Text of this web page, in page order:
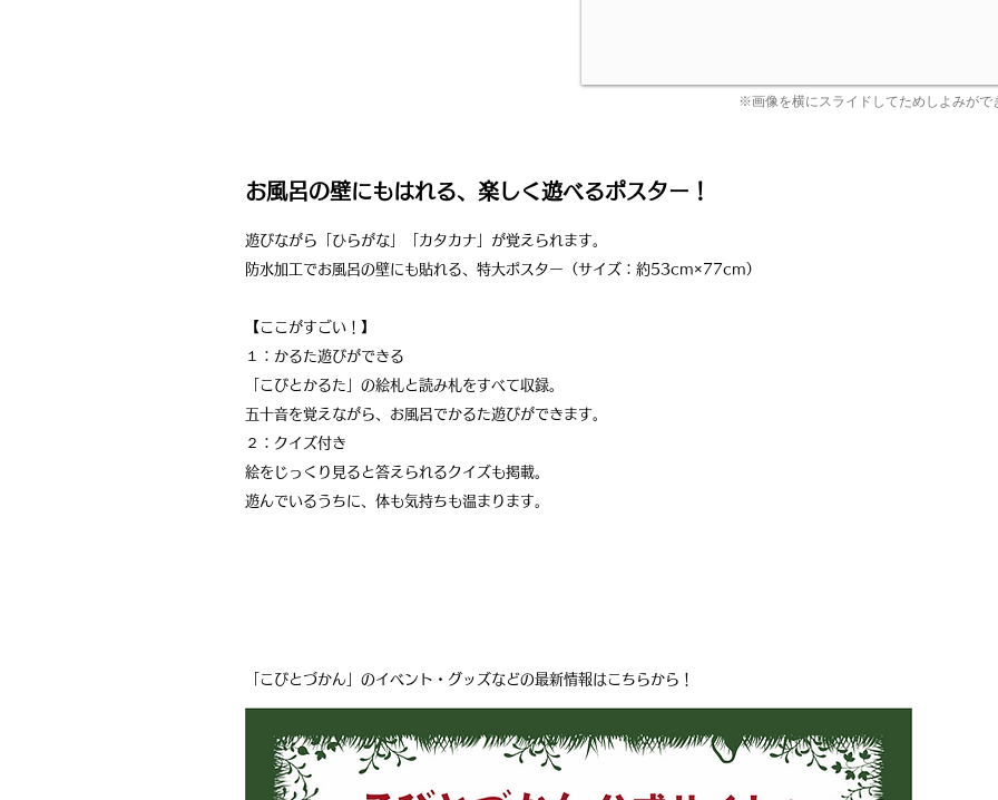
※画像を横にスライドしてためしよみがで
お風呂の壁にもはれる、楽しく遊べるポスター！
遊びながら「ひらがな」「カタカナ」が覚えられます。
防水加工でお風呂の壁にも貼れる、特大ポスター（サイズ：約53cm×77cm）
【ここがすごい！】
１：かるた遊びができる
「こびとかるた」の絵札と読み札をすべて収録。
五十音を覚えながら、お風呂でかるた遊びができます。
２：クイズ付き
絵をじっくり見ると答えられるクイズも掲載。
遊んでいるうちに、体も気持ちも温まります。
「こびとづかん」のイベント・グッズなどの最新情報はこちらから！